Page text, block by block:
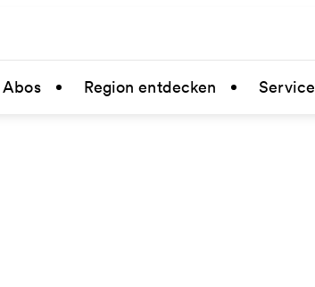
Region entdecken Service